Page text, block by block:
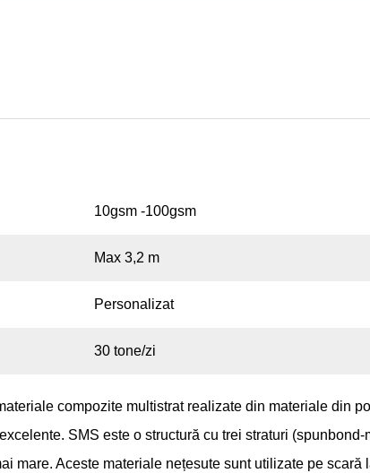
10gsm -100gsm
Max 3,2 m
Personalizat
30 tone/zi
compozite multistrat realizate din materiale din
SMS este o structură cu trei straturi
mare. Aceste materiale nețesute sunt utilizate pe